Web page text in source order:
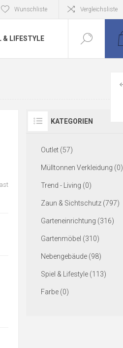
Wunschliste Vergleichsliste
& LIFESTYLE
KATEGORIEN
Outlet (57)
Mülltonnen Verkleidung (0)
Trend - Living (0)
Zaun & Sichtschutz (797)
Garteneinrichtung (316)
Gartenmöbel (310)
Nebengebäude (98)
Spiel & Lifestyle (113)
Farbe (0)